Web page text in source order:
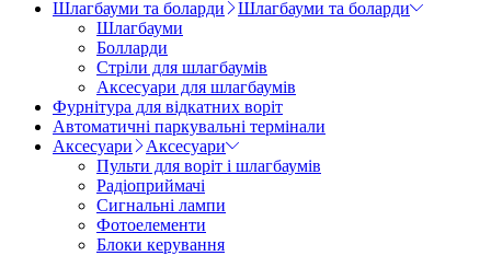
Шлагбауми та боларди
Шлагбауми та боларди
Шлагбауми
Болларди
Стріли для шлагбаумів
Аксесуари для шлагбаумів
Фурнітура для відкатних воріт
Автоматичні паркувальні термінали
Аксесуари
Аксесуари
Пульти для воріт і шлагбаумів
Радіоприймачі
Сигнальні лампи
Фотоелементи
Блоки керування